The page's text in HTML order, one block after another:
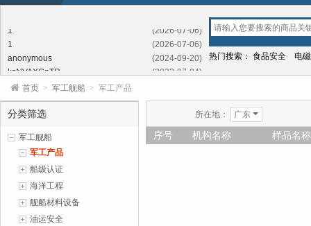
1
(2026-07-06)
1
(2026-07-06)
anonymous
(2024-09-20)
ksNVAXGnTR
(2023-07-04)
FFSEXXTkjeroPv
SdwLBwDombxYI
(2021-11-09)
(2020-11-21)
1
(2026-07-06)
热门搜索： 食品安全 电
首页 > 军工舰船 > 军工产品
分类筛选
军工舰船
军工产品
船级认证
海洋工程
舰船材料设备
油运安全
所在地： 广东
序号 机构名称 样品名称